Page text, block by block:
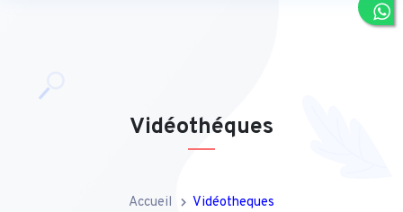
Vidéothéques
Accueil Vidéotheques